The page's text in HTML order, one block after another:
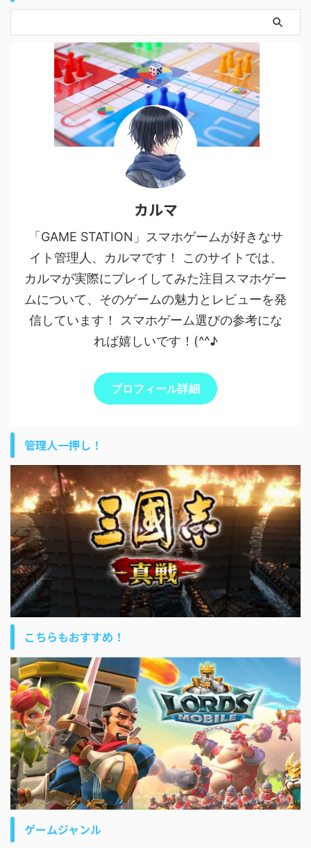
カルマ
「GAME STATION」スマホゲームが好きなサ
イト管理人、カルマです！ このサイトでは、
カルマが実際にプレイしてみた注目スマホゲー
ムについて、そのゲームの魅力とレビューを発
信しています！ スマホゲーム選びの参考にな
れば嬉しいです！(^^♪
プロフィール詳細
管理人一押し！
こちらもおすすめ！
ゲームジャンル